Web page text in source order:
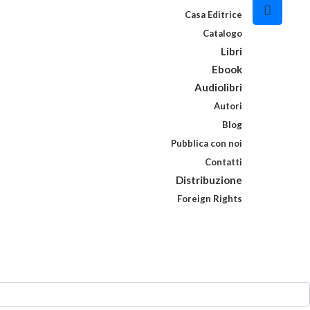
Casa Editrice
Catalogo
Libri
Ebook
Audiolibri
Autori
Blog
Pubblica con noi
Contatti
Distribuzione
Foreign Rights